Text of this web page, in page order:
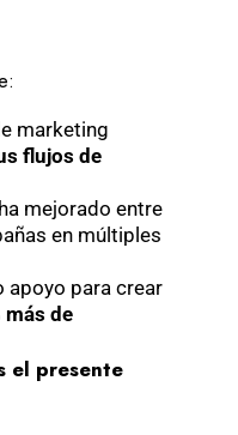
marketing
flujos de
mejorado entre
en múltiples
apoyo para crear
más de
el presente